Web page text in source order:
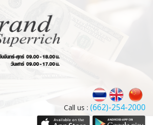
Call us : (662)-254-2000